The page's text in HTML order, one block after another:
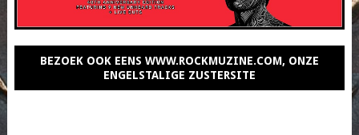
BEZOEK OOK EENS WWW.ROCKMUZINE.COM, ONZE
ENGELSTALIGE ZUSTERSITE